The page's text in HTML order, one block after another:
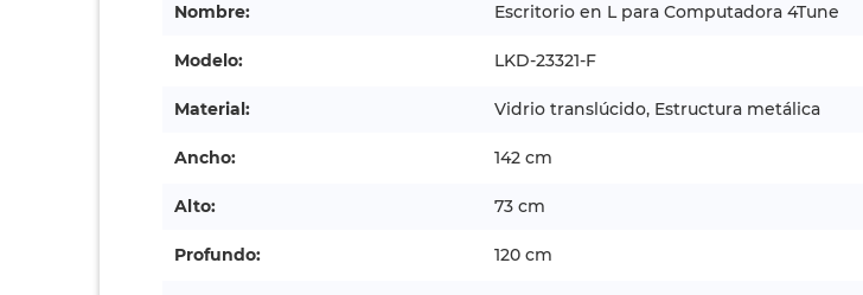
Nombre: Escritorio en L para Computadora 4Tune
Modelo: LKD-23321-F
Material: Vidrio translúcido, Estructura metálica
Ancho: 142 cm
Alto: 73 cm
Profundo: 120 cm